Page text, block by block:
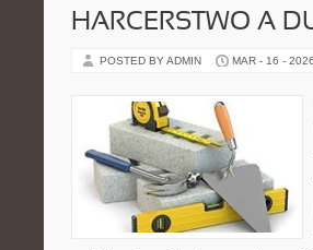
HARCERSTWO A
POSTED BY ADMIN MAR - 16 - 2026